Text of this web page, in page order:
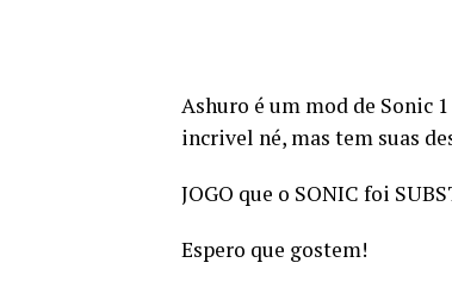
Ashuro é um mod de Sonic
incrivel né, mas tem suas
JOGO que o SONIC foi
Espero que gostem!